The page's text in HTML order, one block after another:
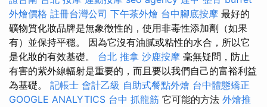
外燴價格 註冊台灣公司 下午茶外燴 台中腳底按摩 最好的
礦物質化妝品牌是無象徵性的，使用非毒性添加劑（如果
有）並保持平穩。 因為它沒有油膩或粘性的水合，所以它
是化妝的有效基礎。 台北 推拿 沙鹿按摩 毫無疑問，防止
有害的紫外線輻射是重要的，而且要以我們自己的富裕利益
為基礎。 記帳士 會計乙級 自助式餐點外燴 台中體態矯正
GOOGLE ANALYTICS 台中 抓龍筋 它可能的方法 外燴推